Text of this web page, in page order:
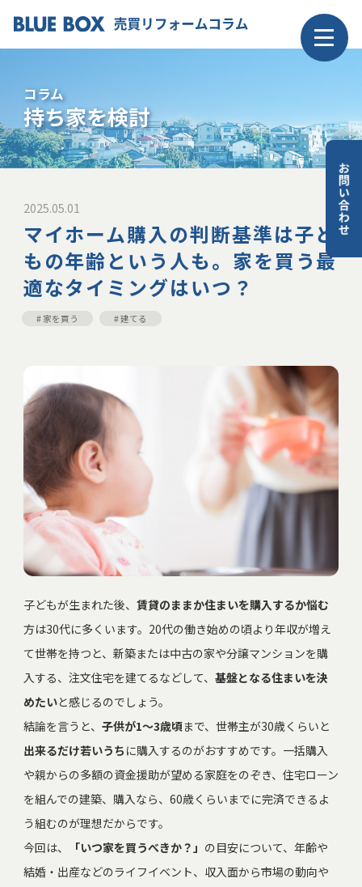
ナ
シ
ョ
ン
ュ
ー
コラム
持ち家を検討
2025.05.01
マイホーム購入の判断基準は子ど
もの年齢という人も。家を買う最
適なタイミングはいつ？
家を買う 建てる
子どもが生まれた後、 賃貸のままか住まいを購入するか悩む
方は30代に多くいます。20代の働き始めの頃より年収が増え
て世帯を持つと、新築または中古の家や分譲マンションを購
入する、注文住宅を建てるなどして、 基盤となる住まいを決
めたいと感じるのでしょう。
結論を言うと、 子供が1～3歳頃まで、世帯主が30歳くらいと
出来るだけ若いうち に購入するのがおすすめです。一括購入
や親からの多額の資金援助が望める家庭をのぞき、住宅ローン
を組んでの建築、購入なら、60歳くらいまでに完済できるよ
う組むのが理想だからです。
今回は、
「いつ家を買うべきか？」 の目安について、年齢や
結婚・出産などのライフイベント、収入面から市場の動向や